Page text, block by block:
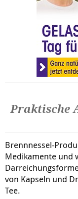
Praktische
Brennnessel-
Medikamente und
von Kapseln und
Tee.